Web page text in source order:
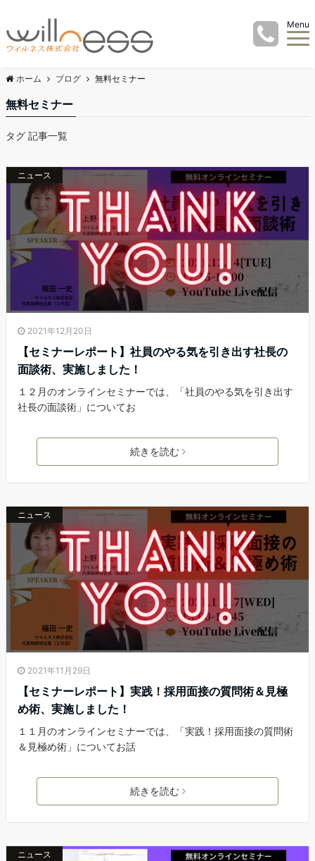
Menu
ホーム ブログ 無料セミナー
無料セミナー
タグ 記事一覧
ニュース
2021年12月20日
【セミナーレポート】社員のやる気を引き出す社長の
面談術、実施しました！
１２月のオンラインセミナーでは、「社員のやる気を引き出す
社長の面談術」についてお
続きを読む
ニュース
2021年11月29日
【セミナーレポート】実践！採用面接の質問術＆見極
め術、実施しました！
１１月のオンラインセミナーでは、「実践！採用面接の質問術
＆見極め術」についてお話
続きを読む
ニュース